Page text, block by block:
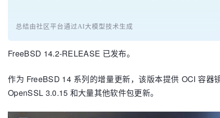
总结由社区平台通过AI大模型技术生成
FreeBSD 14.2-RELEASE 已发布。
作为 FreeBSD 14 系列的增量更新，该版本提供 OCI 容
OpenSSL 3.0.15 和大量其他软件包更新。